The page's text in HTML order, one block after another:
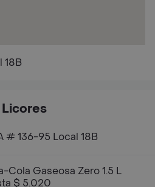
18B
# 136-95 Local 18B
Cola Gaseosa Zero 1.5 L
$ 5.020